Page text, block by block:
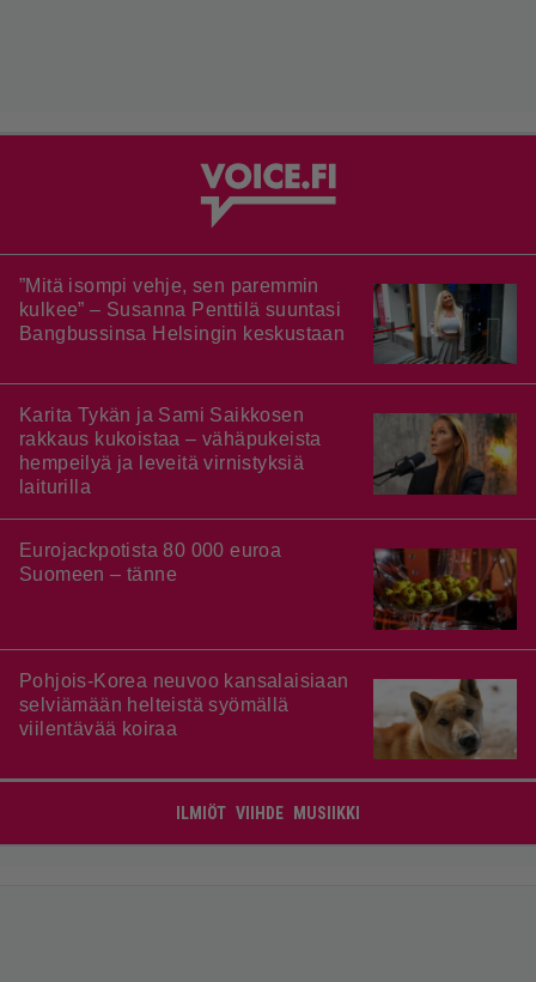
”Mitä isompi vehje, sen paremmin
kulkee” – Susanna Penttilä suuntasi
Bangbussinsa Helsingin keskustaan
Karita Tykän ja Sami Saikkosen
rakkaus kukoistaa – vähäpukeista
hempeilyä ja leveitä virnistyksiä
laiturilla
Eurojackpotista 80 000 euroa
Suomeen – tänne
Pohjois-Korea neuvoo kansalaisiaan
selviämään helteistä syömällä
viilentävää koiraa
ILMIÖT VIIHDE MUSIIKKI